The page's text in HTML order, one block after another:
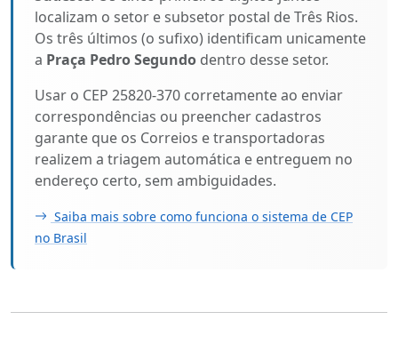
localizam o setor e subsetor postal de Três Rios.
Os três últimos (o sufixo) identificam unicamente
a Praça Pedro Segundo dentro desse setor.
Usar o CEP 25820-370 corretamente ao enviar
correspondências ou preencher cadastros
garante que os Correios e transportadoras
realizem a triagem automática e entreguem no
endereço certo, sem ambiguidades.
Saiba mais sobre como funciona o sistema de CEP
no Brasil